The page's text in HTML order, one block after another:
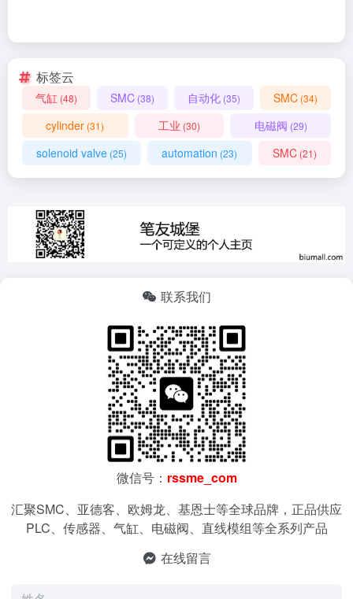
标签云
气缸 (48) SMC (38) 自动化 (35) SMC (34)
cylinder (31) 工业 (30) 电磁阀 (29)
solenoid valve (25) automation (23) SMC(21)
联系我们
微信号： rssme_com
汇聚SMC、亚德客、欧姆龙、基恩士等全球品牌，正品供应
PLC、传感器、气缸、电磁阀、直线模组等全系列产品
在线留言